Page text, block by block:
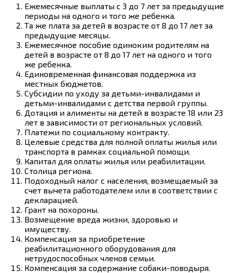
Ежемесячные выплаты с 3 до 7 лет за предыдущие
периоды на одного и того же ребенка.
Та же плата за детей в возрасте от 8 до 17 лет за
предыдущие месяцы.
Ежемесячное пособие одиноким родителям на
детей в возрасте от 8 до 17 лет на одного и того
же ребенка.
Единовременная финансовая поддержка из
местных бюджетов.
Субсидии по уходу за детьми-инвалидами и
детьми-инвалидами с детства первой группы.
Дотация и алименты на детей в возрасте 18 или 23
лет в зависимости от региональных условий.
Платежи по социальному контракту.
Целевые средства для полной оплаты жилья или
транспорта в рамках социальной помощи.
Капитал для оплаты жилья или реабилитации.
Столица региона.
Подоходный налог с населения, возмещаемый за
счет вычета работодателем или в соответствии с
декларацией.
Грант на похороны.
Возмещение вреда жизни, здоровью и
имуществу.
Компенсация за приобретение
реабилитационного оборудования для
нетрудоспособных членов семьи.
Компенсация за содержание собаки-поводыря.